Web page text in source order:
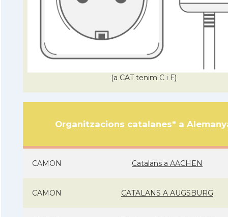
(a CAT tenim C i F)
Organitzacions catalanes* a
CAMON Catalans a AACHEN
CAMON CATALANS A AUGSBURG